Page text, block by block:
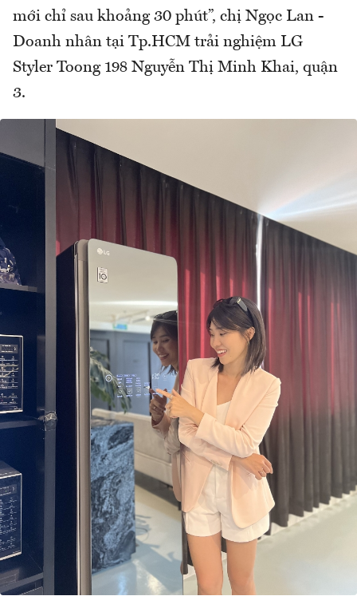
mới chỉ sau khoảng 30 phút”, chị Ngọc Lan -
Doanh nhân tại Tp.HCM trải nghiệm LG
Styler Toong 198 Nguyễn Thị Minh Khai, quận
3.